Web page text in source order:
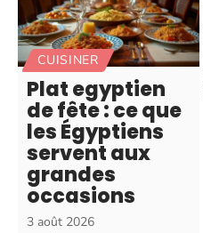
CUISINER
Plat egyptien
de fête : ce que
les Égyptiens
servent aux
grandes
occasions
3 août 2026